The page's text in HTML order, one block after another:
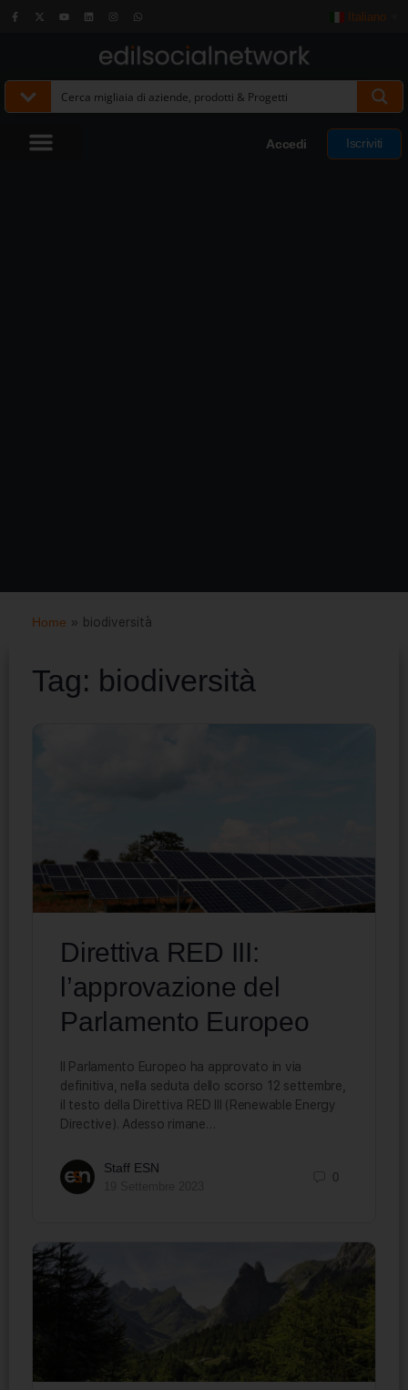
Italiano
Accedi Iscriviti
Home » biodiversità
Tag: biodiversità
Direttiva RED III:
l’approvazione del
Parlamento Europeo
Il Parlamento Europeo ha approvato in via
definitiva, nella seduta dello scorso 12 settembre,
il testo della Direttiva RED III (Renewable Energy
Directive). Adesso rimane…
Staff ESN
0